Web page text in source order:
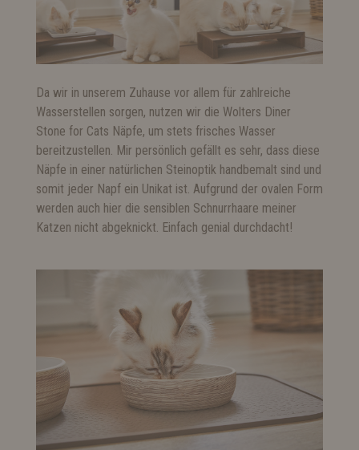
Da wir in unserem Zuhause vor allem für zahlreiche
Wasserstellen sorgen, nutzen wir die Wolters Diner
Stone for Cats Näpfe, um stets frisches Wasser
bereitzustellen. Mir persönlich gefällt es sehr, dass diese
Näpfe in einer natürlichen Steinoptik handbemalt sind und
somit jeder Napf ein Unikat ist. Aufgrund der ovalen Form
werden auch hier die sensiblen Schnurrhaare meiner
Katzen nicht abgeknickt. Einfach genial durchdacht!